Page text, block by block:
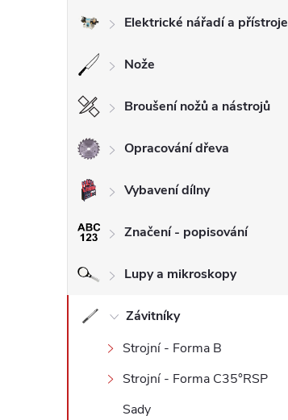
p
n
e
Elektrické nářadí a přístroje
Nože
Broušení nožů a nástrojů
Opracování dřeva
Vybavení dílny
Značení - popisování
Lupy a mikroskopy
Závitníky
Strojní - Forma B
Strojní - Forma C35°RSP
Sady